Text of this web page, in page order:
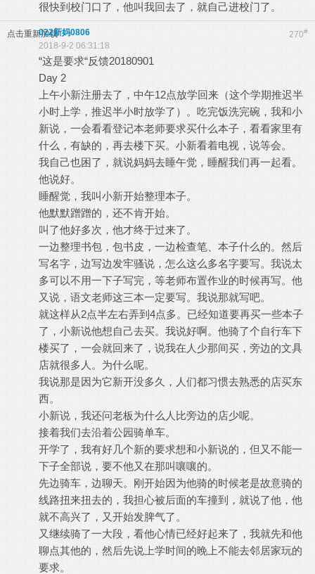
很快到校门口了，他叫我回去了，就自己进校门了。
点击重新加载 270#
022新妈0806
2018-9-2 06:31:18
“这是要求“反馈20180901
Day 2
上午小新注册去了，中午12点放学回来（这个学期推迟半
小时上学，推迟半小时放学了）。吃完饭洗完碗，我和小
新说，一会看看登记本老师要求买什么本子，看看家里有
什么，有缺的，再去楼下买。小新看着电视，说等会。
我自己也困了，就说妈妈去睡午觉，睡醒我们再一起看。
他说好。
睡醒觉，我叫小新开始整理本子。
他默默蹭蹭的，还不肯开始。
叫了他好多次，他才终于过来了。
一边整理书包，包书皮，一边检查笔、本子什么的。然后
写名字，边写边发牢骚说，怎么这么多名字要写。我说太
多可以不用一下子写完，等老师布置作业的时候再写。他
又说，语文老师这三本一定要写。我说那就写吧。
就这样从2点半左右弄到4点多。已经知道要再买一些本子
了，小新说他想自己去买。我说好啊。他骑了个自行车下
楼买了，一会就回来了，说我在人少那间买，旁边的文具
店就很多人。为什么呢。
我说那是因为它新开没多久，人们都习惯去熟悉的店买东
西。
小新说，我还问老板为什么人比旁边的店少呢。
接着我们去沿着公园骑单车。
开学了，我有好几个新的要求想和小新说的，但又不能一
下子全部说，要不他又在那叫嚷嚷的。
先边骑车，边聊天。刚开始因为他骑的时候老是故意骑的
线路扭来扭去的，我担心被后面的车撞到，就说了他，他
就不高兴了，又开始发脾气了。
又继续骑了一大段，看他心情已经好起来了，我就先和他
聊点其他的，然后先说上学时间的晚上不能去邻居家玩的
要求。